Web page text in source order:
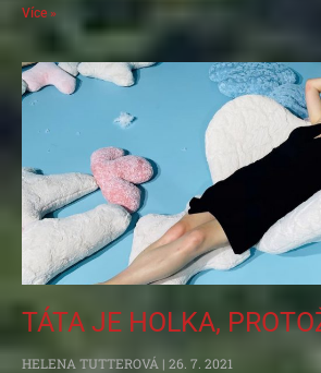
Více »
TÁTA JE HOLKA,
HELENA TUTTEROVÁ 26. 7. 2021